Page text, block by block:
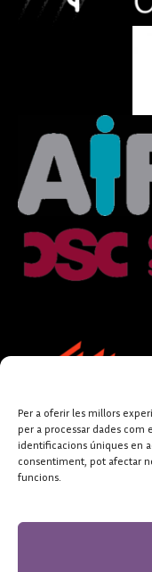
Per a oferir les millors
per a processar dades
identificacions úniques en
consentiment, pot afectar
funcions.
FUNDACIÓ